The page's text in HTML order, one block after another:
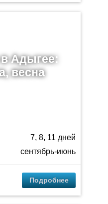
Адыгее:
весна
7, 8, 11 дней
сентябрь-июнь
Подробнее